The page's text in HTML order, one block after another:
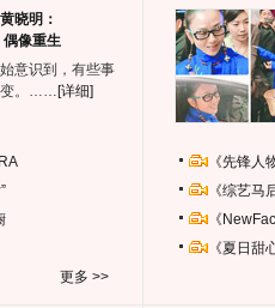
晓明：
偶像重生
意识到，有些事
变。…… [详细]
更多 >>
《先锋
《综艺
《
《夏日